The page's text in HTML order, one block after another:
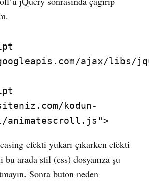
ajax/libs/
kodun-
animatescroll.js">
efekti yukarı çıkarken efekti
arada stil (css) dosyanıza şu
Sonra buton neden